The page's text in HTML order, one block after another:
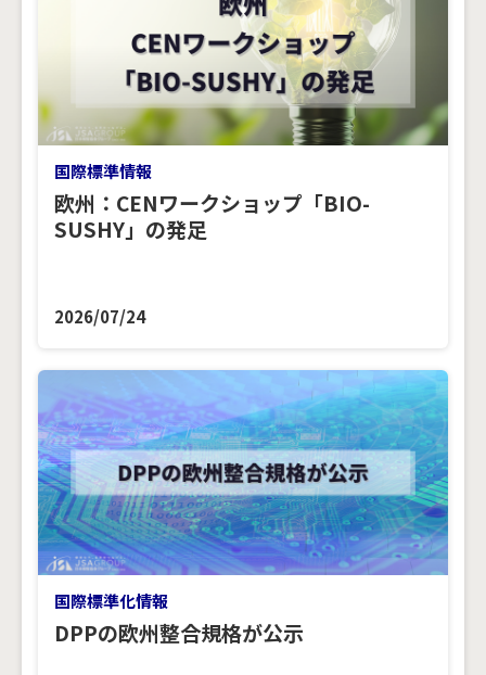
国際標準情報
欧州：CENワークショップ「BIO-
SUSHY」の発足
2026/07/24
国際標準化情報
DPPの欧州整合規格が公示